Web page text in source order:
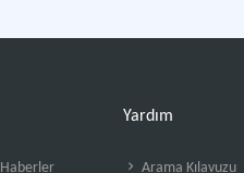
Yardım
Arama Kılavuzu